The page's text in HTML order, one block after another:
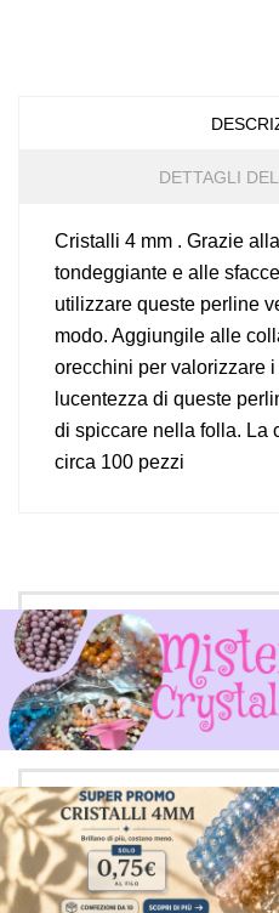
DETTAGLI
Cristalli 4 mm . Grazie
tondeggiante e alle
utilizzare queste perline
modo. Aggiungile alle
orecchini per valorizzare
lucentezza di queste
di spiccare nella folla. La
circa 100 pezzi